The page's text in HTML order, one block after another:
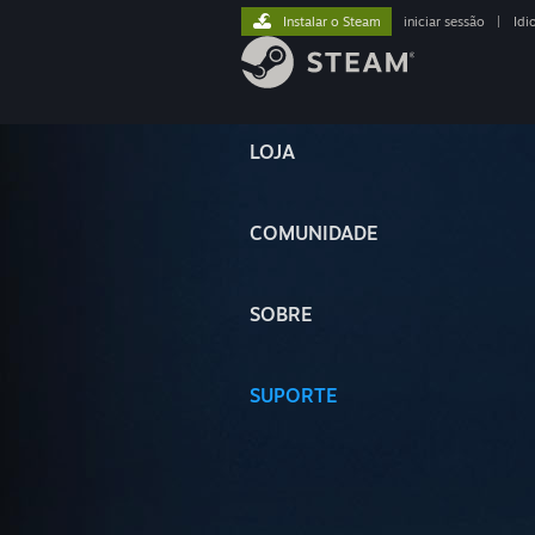
LOJA
COMUNIDADE
SOBRE
SUPORTE
Instalar o Steam iniciar sessão